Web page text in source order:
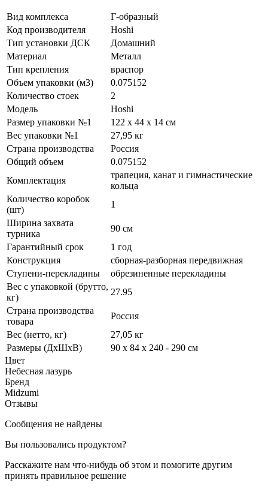
Вид комплекса
Г-образный
Код производителя
Hoshi
Тип установки ДСК
Домашний
Материал
Металл
Тип крепления
враспор
Объем упаковки (м3)
0.075152
Количество стоек
2
Модель
Hoshi
Размер упаковки №1
122 х 44 х 14 см
Вес упаковки №1
27,95 кг
Страна производства
Россия
Общий объем
0.075152
Комплектация
трапеция, канат и гимнастические
кольца
Количество коробок
(шт)
1
Ширина захвата
турника
90 см
Гарантийный срок
1 год
Конструкция
сборная-разборная передвижная
Ступени-перекладины
обрезиненные перекладины
Вес с упаковкой (брутто,
кг)
27.95
Страна производства
товара
Россия
Вес (нетто, кг)
27,05 кг
Размеры (ДхШхВ)
90 х 84 х 240 - 290 см
Цвет
Небесная лазурь
Бренд
Midzumi
Отзывы
Сообщения не найдены
Вы пользовались продуктом?
Расскажите нам что-нибудь об этом и помогите другим
принять правильное решение